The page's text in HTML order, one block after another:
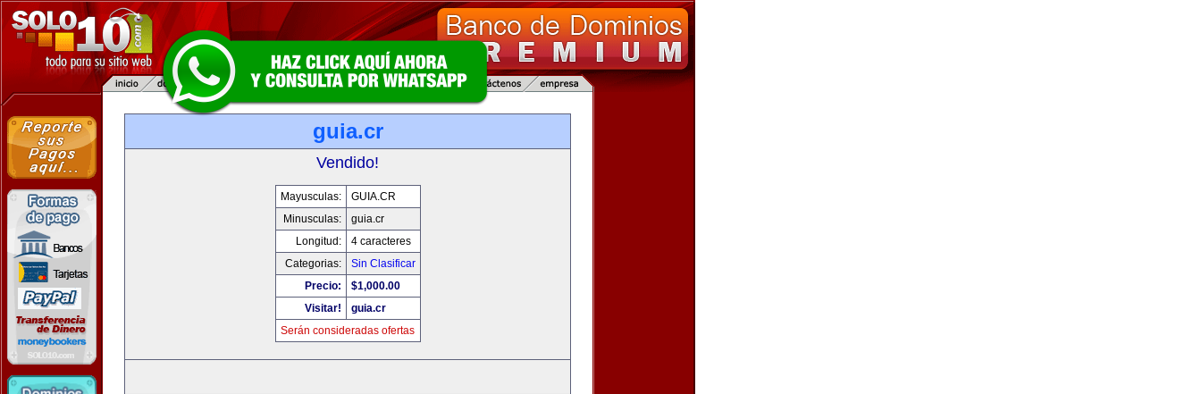
guia.cr
Vendido!
Mayusculas:
GUIA.CR
Minusculas:
guia.cr
Longitud:
4 caracteres
Categorias:
Sin Clasificar
Precio:
$1,000.00
Visitar!
guia.cr
Serán consideradas ofertas